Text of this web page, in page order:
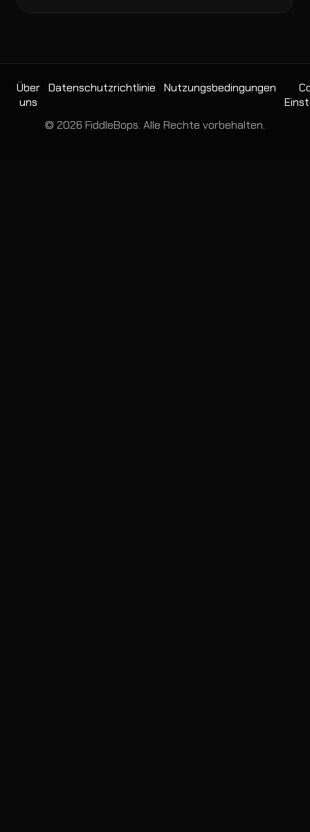
Über
uns
Datenschutzrichtlinie Nutzungsbedingungen
© 2026 FiddleBops. Alle Rechte vorbehalten.